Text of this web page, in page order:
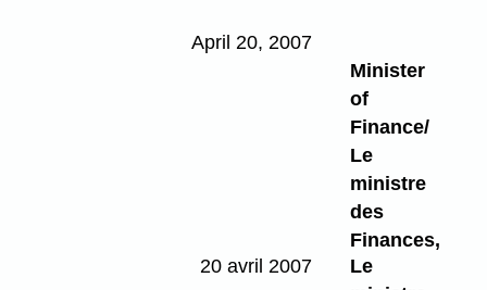
April 20, 2007
Minister
of
Finance/
Le
ministre
des
Finances,
20 avril 2007
Le